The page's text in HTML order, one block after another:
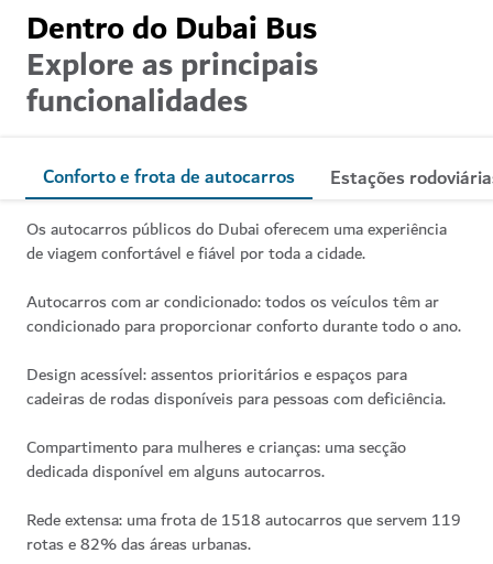
Dentro do Dubai Bus
Explore as principais
funcionalidades
Conforto e frota de autocarros Estações
Os autocarros públicos do Dubai oferecem uma experiência
de viagem confortável e fiável por toda a cidade.
Autocarros com ar condicionado:todos os veículos têm ar
condicionado para proporcionar conforto durante todo o ano.
Design acessível:assentos prioritários e espaços para
cadeiras de rodas disponíveis para pessoas com deficiência.
Compartimento para mulheres e crianças:uma secção
dedicada disponível em alguns autocarros.
Rede extensa:uma frota de 1518 autocarros que servem 119
rotas e 82% das áreas urbanas.